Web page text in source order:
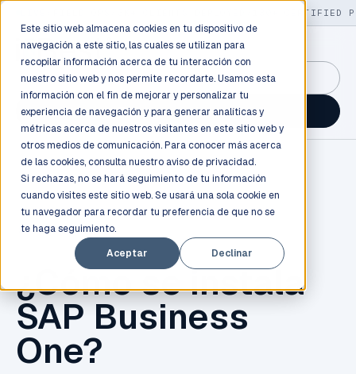
Este sitio web almacena cookies en tu dispositivo de
navegación a este sitio, las cuales se utilizan para
recopilar información acerca de tu interacción con
nuestro sitio web y nos permite recordarte. Usamos esta
información con el fin de mejorar y personalizar tu
experiencia de navegación y para generar analíticas y
métricas acerca de nuestros visitantes en este sitio web y
otros medios de comunicación. Para conocer más acerca
de las cookies, consulta nuestro aviso de privacidad.
Si rechazas, no se hará seguimiento de tu información
cuando visites este sitio web. Se usará una sola cookie en
tu navegador para recordar tu preferencia de que no se
te haga seguimiento.
Aceptar
Declinar
130+ CERTIFIED
GuidancePlex →
Talk to an engineer →
SAP BUSINESS ONE
¿Cómo se instala
SAP Business
One?